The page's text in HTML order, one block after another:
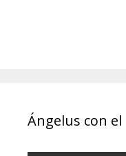
Ángelus con el